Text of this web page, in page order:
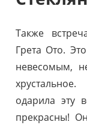
Также
Грета Ото.
невесомым,
одарила эту
прекрасны!